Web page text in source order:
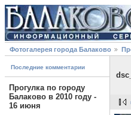
Фотогалерея города Балаково
Последние комментарии
Прогулка по городу
Балаково в 2010 году -
16 июня